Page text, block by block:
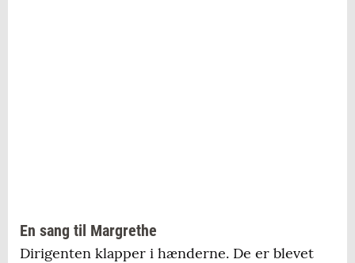
En sang til Margrethe
Dirigenten klapper i hænderne. De er blevet